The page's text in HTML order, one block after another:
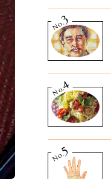
No.
3
No.
4
No.
5